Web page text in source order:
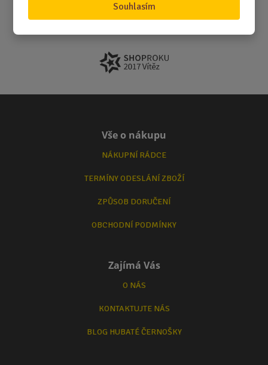
Souhlasím
Vše o nákupu
NÁKUPNÍ RÁDCE
TERMÍNY ODESLÁNÍ ZBOŽÍ
ZPŮSOB DORUČENÍ
OBCHODNÍ PODMÍNKY
Zajímá Vás
O NÁS
KONTAKTUJTE NÁS
BLOG HUBATÉ ČERNOŠKY